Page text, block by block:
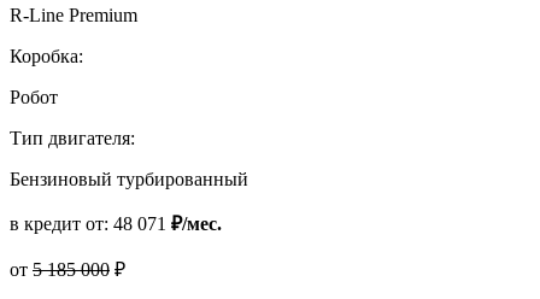
R-Line Premium
Коробка:
Робот
Тип двигателя:
Бензиновый турбированный
в кредит от: 48 071 ₽/мес.
от 5 185 000 ₽